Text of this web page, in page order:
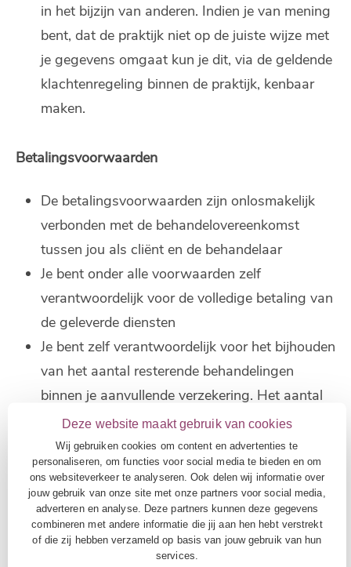
Deze website maakt gebruik van cookies
Wij gebruiken cookies om content en advertenties te
personaliseren, om functies voor social media te bieden en om
ons websiteverkeer te analyseren. Ook delen wij informatie over
jouw gebruik van onze site met onze partners voor social media,
adverteren en analyse. Deze partners kunnen deze gegevens
combineren met andere informatie die jij aan hen hebt verstrekt
of die zij hebben verzameld op basis van jouw gebruik van hun
services.
in het bijzijn van anderen. Indien je van mening
bent, dat de praktijk niet op de juiste wijze met
je gegevens omgaat kun je dit, via de geldende
klachtenregeling binnen de praktijk, kenbaar
maken.
Betalingsvoorwaarden
De betalingsvoorwaarden zijn onlosmakelijk
verbonden met de behandelovereenkomst
tussen jou als cliënt en de behandelaar
Je bent onder alle voorwaarden zelf
verantwoordelijk voor de volledige betaling van
de geleverde diensten
Je bent zelf verantwoordelijk voor het bijhouden
van het aantal resterende behandelingen
binnen je aanvullende verzekering. Het aantal
fysiotherapeutische behandelingen dat je
vergoed krijgt, is afhankelijk van je
zorgverzekeraar en de polisvoorwaarden. Wij
adviseren je goed te controleren hoe je
verzekerd bent. Zo kom je niet voor
verrassingen te staan;